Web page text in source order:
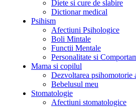
Diete si cure de slabire
Dictionar medical
Psihism
Afectiuni Psihologice
Boli Mintale
Functii Mentale
Personalitate si
Mama si copilul
Dezvoltarea psihomotorie
Bebelusul meu
Stomatologie
Afectiuni stomatologice